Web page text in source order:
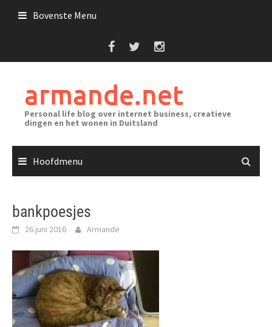
Bovenste Menu
armande.net
Personal life blog over internet business, creatieve
dingen en het wonen in Duitsland
Hoofdmenu
bankpoesjes
26 juni 2016 Armande